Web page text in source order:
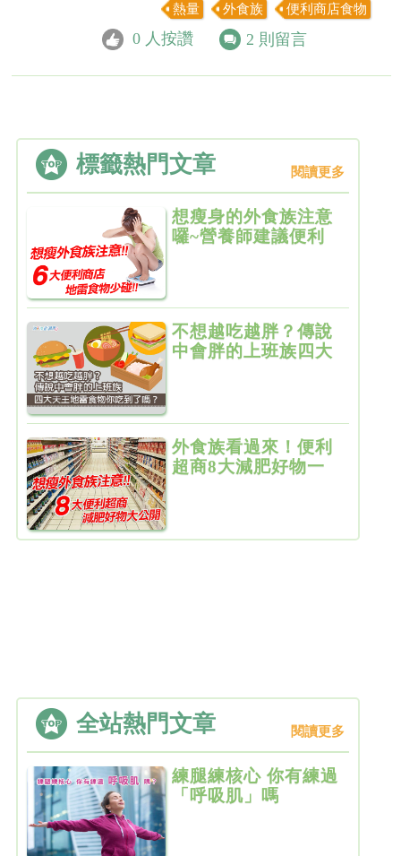
熱量 外食族 便利商店食物
0 人按讚 2 則留言
標籤熱門文章 閱讀更多
想瘦身的外食族注意
囉~營養師建議便利
不想越吃越胖？傳說
中會胖的上班族四大
外食族看過來！便利
超商8大減肥好物一
全站熱門文章 閱讀更多
練腿練核心 你有練過
「呼吸肌」嗎